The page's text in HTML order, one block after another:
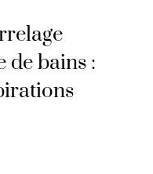
de bains :